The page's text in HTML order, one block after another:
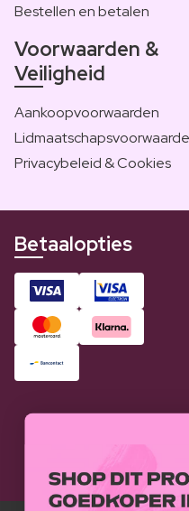
Bestellen en betalen
Voorwaarden &
Veiligheid
Aankoopvoorwaarden
Privacybeleid & Cookies
Betaalopties